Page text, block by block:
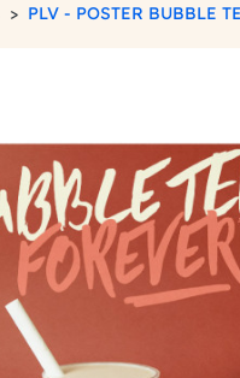
PLV - POSTER BUBBLE